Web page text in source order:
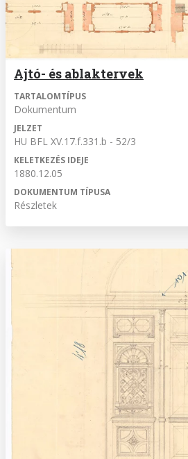
Ajtó- és ablaktervek
TARTALOMTÍPUS
Dokumentum
JELZET
HU BFL XV.17.f.331.b - 52/3
KELETKEZÉS IDEJE
1880.12.05
DOKUMENTUM TÍPUSA
Részletek